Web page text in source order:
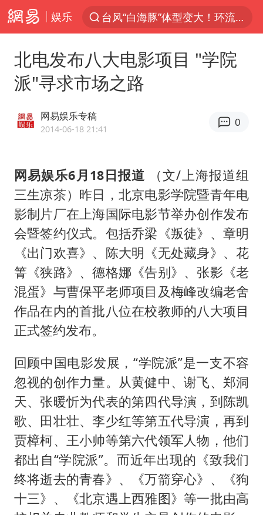
娱乐
台风“白海豚”体型变大！环流面积接近13个浙江那么大
汪峰阻止14岁女儿买大牌
陕西省委书记赶赴柞水县杏坪镇
官方通报教师招聘笔试前13名被淘汰
27岁女子组织卖淫集团被悬赏通缉
女孩摆摊卖菌子时收到北大通知书
改名后的“青海拉面”店
广岛核爆81周年央视播《奥本海默》
公司“上四休三”但要降薪1000元
男子杀人后逃进深山21年活得像野人
OpenAI为免费用户升级GPT-5.6 Luna
“中国蔬菜之乡”最高温达41.8℃
985博士后被曝在妻子孕期出轨后续
如何把百年大党建设得更加坚强有力？
北电发布八大电影项目 "学院
派"寻求市场之路
网易娱乐专稿
2014-06-18 21:41
0
网易娱乐6月18日报道 （文/上海报道组
三生凉茶）昨日，北京电影学院暨青年电
影制片厂在上海国际电影节举办创作发布
会暨签约仪式。包括乔梁《叛徒》、章明
《出门欢喜》、陈大明《无处藏身》、花
箐《狭路》、德格娜《告别》、张影《老
混蛋》与曹保平老师项目及梅峰改编老舍
作品在内的首批八位在校教师的八大项目
正式签约发布。
回顾中国电影发展，“学院派”是一支不容
忽视的创作力量。从黄健中、谢飞、郑洞
天、张暖忻为代表的第四代导演，到陈凯
歌、田壮壮、李少红等第五代导演，再到
贾樟柯、王小帅等第六代领军人物，他们
都出自“学院派”。而近年出现的《致我们
终将逝去的青春》、《万箭穿心》、《狗
十三》、《北京遇上西雅图》等一批由高